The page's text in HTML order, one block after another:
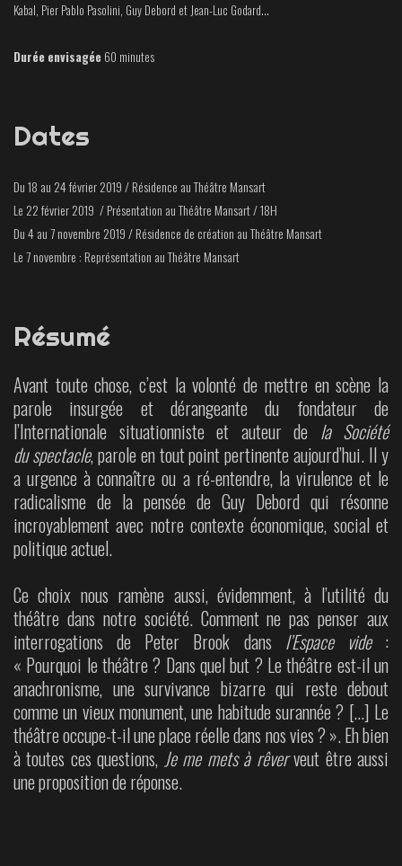
Kabal, Pier Pablo Pasolini, Guy Debord et Jean-Luc Godard...
Durée envisagée 60 minutes
Dates
Du 18 au 24 février 2019 / Résidence au Théâtre Mansart
Le 22 février 2019 / Présentation au Théâtre Mansart / 18H
Du 4 au 7 novembre 2019 / Résidence de création au Théâtre Mansart
Le 7 novembre : Représentation au Théâtre Mansart
Résumé
Avant toute chose, c’est la volonté de mettre en scène la
parole insurgée et dérangeante du fondateur de
l’Internationale situationniste et auteur de la Société
du spectacle, parole en tout point pertinente aujourd’hui. Il y
a urgence à connaître ou a ré-entendre, la virulence et le
radicalisme de la pensée de Guy Debord qui résonne
incroyablement avec notre contexte économique, social et
politique actuel.
Ce choix nous ramène aussi, évidemment, à l’utilité du
théâtre dans notre société. Comment ne pas penser aux
interrogations de Peter Brook dans l’Espace vide:
« Pourquoi le théâtre ? Dans quel but ? Le théâtre est-il un
anachronisme, une survivance bizarre qui reste debout
comme un vieux monument, une habitude surannée ? […] Le
théâtre occupe-t-il une place réelle dans nos vies ? ». Eh bien
à toutes ces questions, Je me mets à rêverveut être aussi
une proposition de réponse.